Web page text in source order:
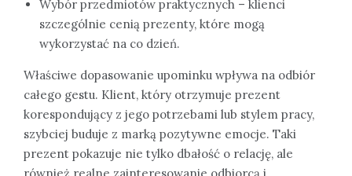
Wybór przedmiotów praktycznych – klienci
szczególnie cenią prezenty, które mogą
wykorzystać na co dzień.
Właściwe dopasowanie upominku wpływa na odbiór
całego gestu. Klient, który otrzymuje prezent
korespondujący z jego potrzebami lub stylem pracy,
szybciej buduje z marką pozytywne emocje. Taki
prezent pokazuje nie tylko dbałość o relację, ale
również realne zainteresowanie odbiorcą i